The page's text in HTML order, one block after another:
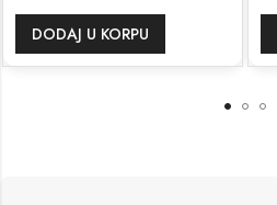
DODAJ U KORPU